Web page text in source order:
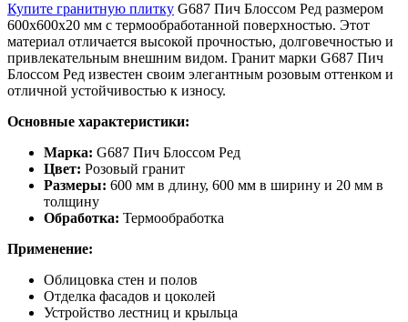
Купите гранитную плитку G687 Пич Блоссом Ред размером
600x600x20 мм с термообработанной поверхностью. Этот
материал отличается высокой прочностью, долговечностью и
привлекательным внешним видом. Гранит марки G687 Пич
Блоссом Ред известен своим элегантным розовым оттенком и
отличной устойчивостью к износу.
Основные характеристики:
Марка: G687 Пич Блоссом Ред
Цвет: Розовый гранит
Размеры: 600 мм в длину, 600 мм в ширину и 20 мм в
толщину
Обработка: Термообработка
Применение:
Облицовка стен и полов
Отделка фасадов и цоколей
Устройство лестниц и крыльца